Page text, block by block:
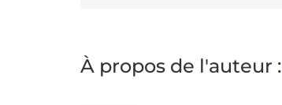
À propos de l'auteur :